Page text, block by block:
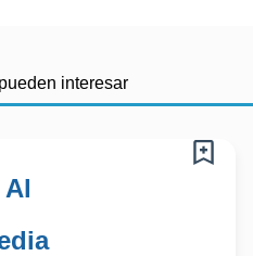
interesar
Al